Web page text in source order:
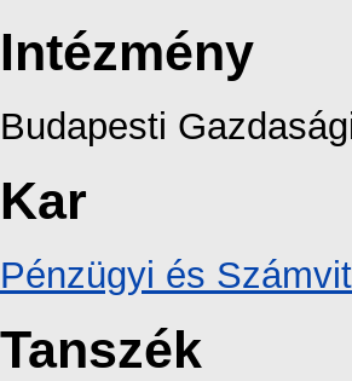
Intézmény
Budapesti
Kar
Pénzügyi és
Tanszék